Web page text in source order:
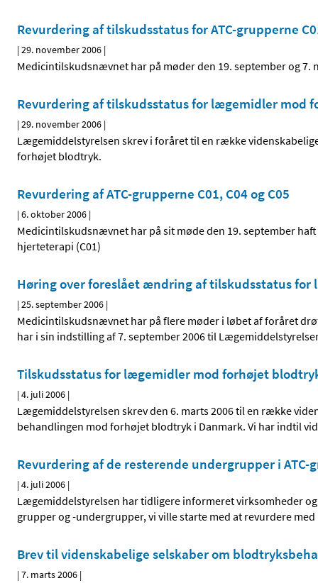
Revurdering af tilskudsstatus for ATC-grupperne
|29. november 2006 |
Medicintilskudsnævnet har på møder den 19. september og
Revurdering af tilskudsstatus for lægemidler mod
|29. november 2006 |
Lægemiddelstyrelsen skrev i foråret til en række
forhøjet blodtryk.
Revurdering af ATC-grupperne C01, C04 og C05
|6. oktober 2006 |
Medicintilskudsnævnet har på sit møde den 19. september
hjerteterapi (C01)
Høring over foreslået ændring af tilskudsstatus
|25. september 2006 |
Medicintilskudsnævnet har på flere møder i løbet af foråret
har i sin indstilling af 7. september 2006 til
Tilskudsstatus for lægemidler mod forhøjet
|4. juli 2006 |
Lægemiddelstyrelsen skrev den 6. marts 2006 til en række
behandlingen mod forhøjet blodtryk i Danmark. Vi har indtil
Revurdering af de resterende undergrupper i ATC-
|4. juli 2006 |
Lægemiddelstyrelsen har tidligere informeret virksomheder
grupper og -undergrupper, vi ville starte med at revurdere
Brev til videnskabelige selskaber om
|7. marts 2006 |